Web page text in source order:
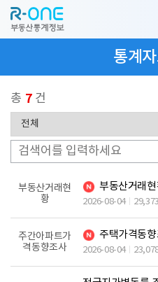
통계자
총 7 건
부동산거래현
황
부동산거래
2026-08-04 29,373
주간아파트가
격동향조사
주택가격동
2026-08-04